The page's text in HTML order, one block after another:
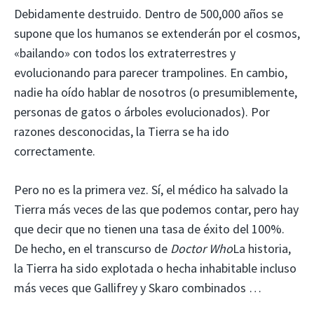
Debidamente destruido. Dentro de 500,000 años se
supone que los humanos se extenderán por el cosmos,
«bailando» con todos los extraterrestres y
evolucionando para parecer trampolines. En cambio,
nadie ha oído hablar de nosotros (o presumiblemente,
personas de gatos o árboles evolucionados). Por
razones desconocidas, la Tierra se ha ido
correctamente.
Pero no es la primera vez. Sí, el médico ha salvado la
Tierra más veces de las que podemos contar, pero hay
que decir que no tienen una tasa de éxito del 100%.
De hecho, en el transcurso de Doctor WhoLa historia,
la Tierra ha sido explotada o hecha inhabitable incluso
más veces que Gallifrey y Skaro combinados …